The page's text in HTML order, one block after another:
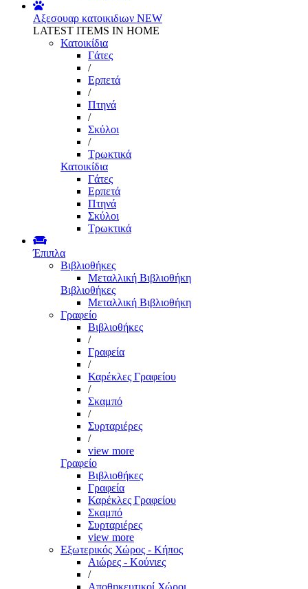
Αξεσουαρ κατοικιδιων NEW
LATEST ITEMS IN HOME
Κατοικίδια
Γάτες
/
Ερπετά
/
Πτηνά
/
Σκύλοι
/
Τρωκτικά
Κατοικίδια
Γάτες
Ερπετά
Πτηνά
Σκύλοι
Τρωκτικά
Έπιπλα
Βιβλιοθήκες
Μεταλλική Βιβλιοθήκη
Βιβλιοθήκες
Μεταλλική Βιβλιοθήκη
Γραφείο
Βιβλιοθήκες
/
Γραφεία
/
Καρέκλες Γραφείου
/
Σκαμπό
/
Συρταριέρες
/
view more
Γραφείο
Βιβλιοθήκες
Γραφεία
Καρέκλες Γραφείου
Σκαμπό
Συρταριέρες
view more
Εξωτερικός Χώρος - Κήπος
Αιώρες - Κούνιες
/
Αποθηκευτικοί Χώροι